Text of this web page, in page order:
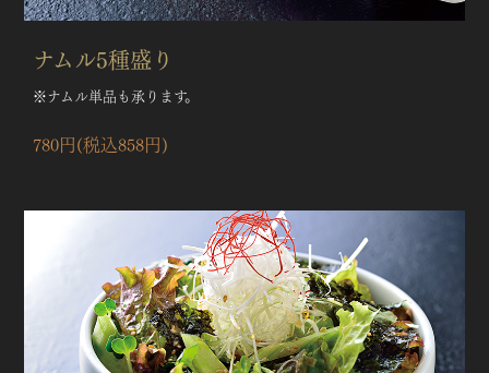
ナムル5種盛り
※ナムル単品も承ります。
780円(税込858円)